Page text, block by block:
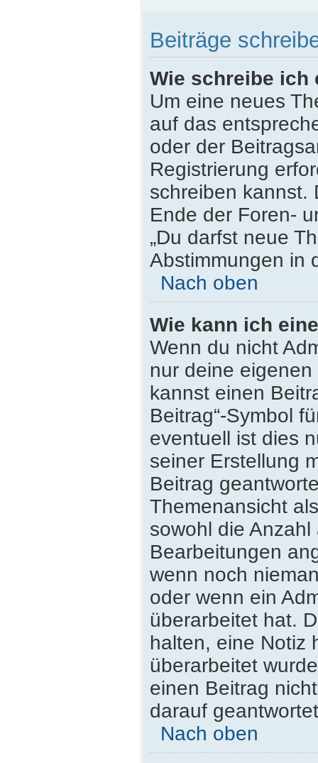
Beiträge
Wie schreibe ich
Um eine neues
auf das
oder der
Registrierung
schreiben kannst.
Ende der Foren-
„Du darfst neue
Abstimmungen in
Nach oben
Wie kann ich
Wenn du nicht
nur deine
kannst einen
Beitrag“-Symbol
eventuell ist dies
seiner Erstellung
Beitrag
Themenansicht
sowohl die
Bearbeitungen
wenn noch
oder wenn ein
überarbeitet hat.
halten, eine Notiz
überarbeitet
einen Beitrag
darauf
Nach oben